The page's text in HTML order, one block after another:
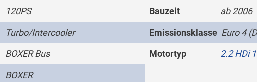
120PS Bauzeit ab 2006
Turbo/Intercooler Emissionsklasse Euro 4
BOXER Bus Motortyp 2.2 HDi
BOXER